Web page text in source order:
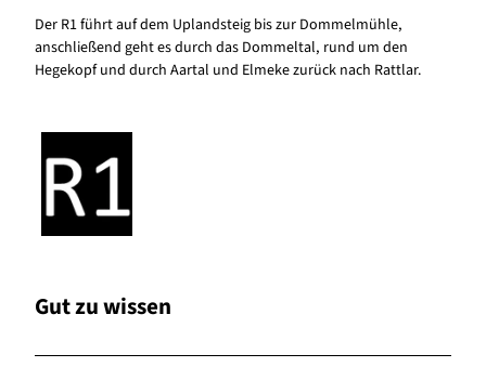
Der R1 führt auf dem Uplandsteig bis zur Dommelmühle,
anschließend geht es durch das Dommeltal, rund um den
Hegekopf und durch Aartal und Elmeke zurück nach Rattlar.
Gut zu wissen